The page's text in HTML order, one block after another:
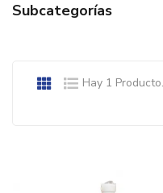
Subcategorías
Hay 1 Producto.